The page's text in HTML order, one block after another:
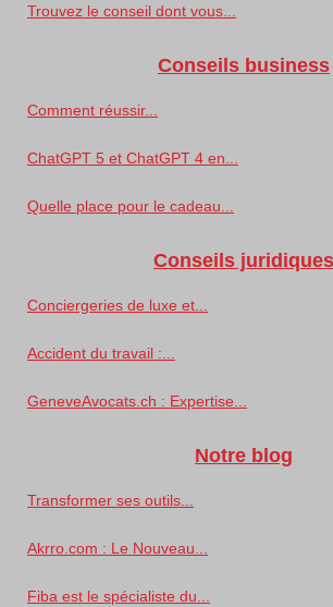
Trouvez le conseil dont vous...
Conseils business
Comment réussir...
ChatGPT 5 et ChatGPT 4 en...
Quelle place pour le cadeau...
Conseils juridiques
Conciergeries de luxe et...
Accident du travail :...
GeneveAvocats.ch : Expertise...
Notre blog
Transformer ses outils...
Akrro.com : Le Nouveau...
Fiba est le spécialiste du...